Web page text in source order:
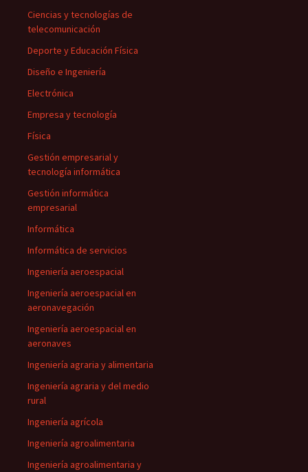
Ciencias y tecnologías de
telecomunicación
Deporte y Educación Física
Diseño e Ingeniería
Electrónica
Empresa y tecnología
Física
Gestión empresarial y
tecnología informática
Gestión informática
empresarial
Informática
Informática de servicios
Ingeniería aeroespacial
Ingeniería aeroespacial en
aeronavegación
Ingeniería aeroespacial en
aeronaves
Ingeniería agraria y alimentaria
Ingeniería agraria y del medio
rural
Ingeniería agrícola
Ingeniería agroalimentaria
Ingeniería agroalimentaria y